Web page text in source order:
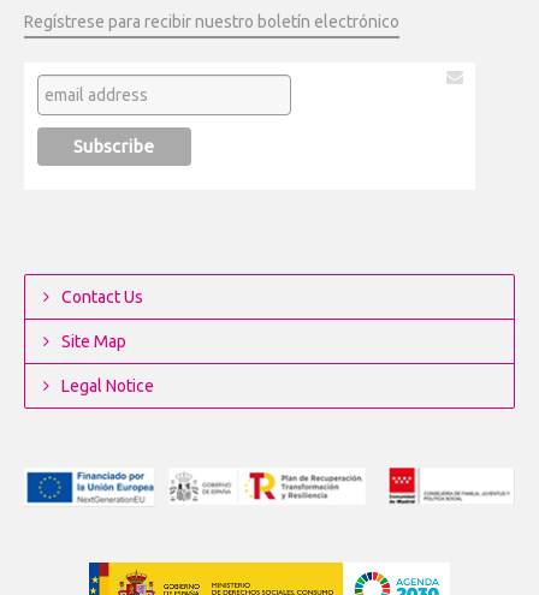
Regístrese para recibir nuestro boletín electrónico
Contact Us
Site Map
Legal Notice